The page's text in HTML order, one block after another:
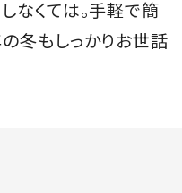
なくては。手軽で簡
冬もしっかりお世話